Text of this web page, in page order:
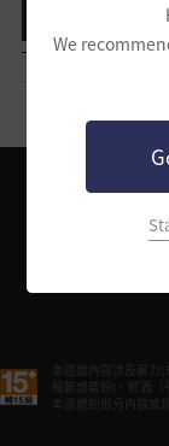
We
本遊戲內容涉及暴
服飾或裝扮)、菸酒
本遊戲的部分內容